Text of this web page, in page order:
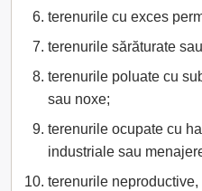
terenurile cu exces
terenurile sărăturate
terenurile poluate cu
sau noxe;
terenurile ocupate cu
industriale sau
terenurile